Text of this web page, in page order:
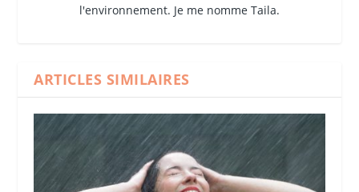
l'environnement. Je me nomme Taila.
ARTICLES SIMILAIRES